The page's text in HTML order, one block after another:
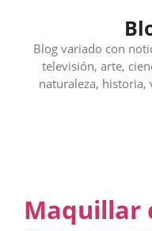
contenidoBlog variado con
televisión, arte,
naturaleza, historia,
Maquillar